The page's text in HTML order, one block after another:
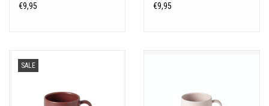
€9,95
€9,95
SALE